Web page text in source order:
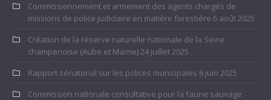
Commissionnement et armement des agents chargés de
missions de police judiciaire en matière forestière 6 août 2025
Création de la réserve naturelle nationale de la Seine
champenoise (Aube et Marne)24 juillet 2025
Rapport sénatorial sur les polices municipales 6 juin 2025
Commission nationale consultative pour la faune sauvage